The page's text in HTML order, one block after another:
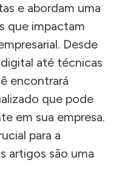
e abordam uma
que impactam
Desde
até técnicas
encontrará
que pode
em sua empresa.
para a
artigos são uma